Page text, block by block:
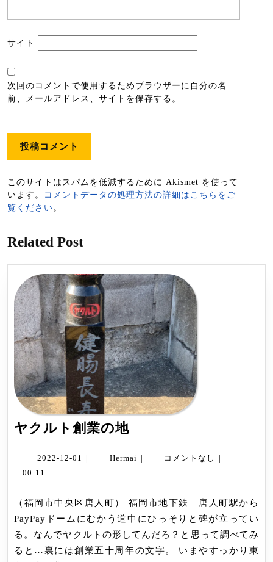
サイト
次回のコメントで使用するためブラウザーに自分の名
前、メールアドレス、サイトを保存する。
このサイトはスパムを低減するために Akismet を使って
います。
コメントデータの処理方法の詳細はこちらをご
覧ください。
Related Post
ヤクルト創業の地ヤ
ル
業
の
地
2022-12-01 2022-
| Hermai Hermai
| コメントなし
|
00:11
（福岡市中央区唐人町） 福岡市地下鉄 唐人町駅から
PayPayドームにむかう道中にひっそりと碑が立ってい
る。なんでヤクルトの形してんだろ？と思って調べてみ
ると…裏には創業五十周年の文字。 いまやすっかり東